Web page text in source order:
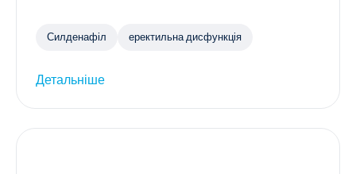
Силденафіл еректильна дисфункція
Детальніше